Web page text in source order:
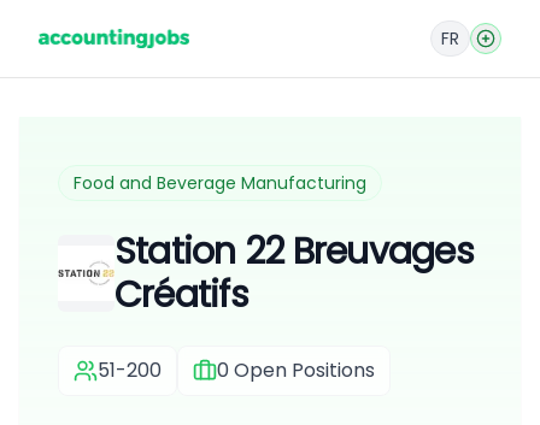
FR
Food and Beverage Manufacturing
Station 22 Breuvages
Créatifs
51-200 0Open Positions